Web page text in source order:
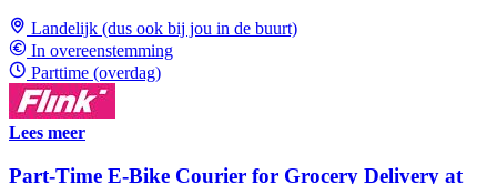
Landelijk (dus ook bij jou in de buurt)
In overeenstemming
Parttime (overdag)
Lees meer
Part-Time E-Bike Courier for Grocery Delivery at